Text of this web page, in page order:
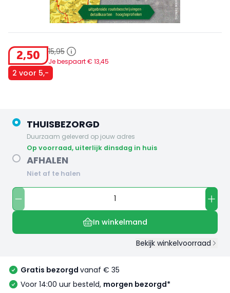
2,50 15,95
Je bespaart € 13,45
2 voor 5,-
THUISBEZORGD
Duurzaam geleverd op jouw adres
op voorraad, uiterlijk dinsdag in huis
AFHALEN
Niet af te halen
In winkelmand
Bekijk winkelvoorraad
Gratis bezorgd vanaf € 35
Voor 14:00 uur besteld, morgen bezorgd*